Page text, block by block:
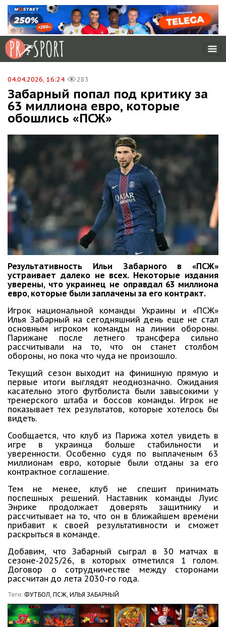
04.04.2026, 16:24 283
Забарный попал под критику за
63 миллиона евро, которые
обошлись «ПСЖ»
Результативность Ильи Забарного в «ПСЖ»
устраивает далеко не всех. Некоторые издания
уверены, что украинец не оправдал 63 миллиона
евро, которые были заплачены за его контракт.
Игрок национальной команды Украины и «ПСЖ»
Илья Забарный на сегодняшний день еще не стал
основным игроком команды на линии обороны.
Парижане после летнего трансфера сильно
рассчитывали на то, что он станет столбом
обороны, но пока что чуда не произошло.
Текущий сезон выходит на финишную прямую и
первые итоги выглядят неоднозначно. Ожидания
касательно этого футболиста были завысокими у
тренерского штаба и боссов команды. Игрок не
показывает тех результатов, которые хотелось бы
видеть.
Сообщается, что клуб из Парижа хотел увидеть в
игре в украинца больше стабильности и
уверенности. Особенно судя по выплаченым 63
миллионам евро, которые были отданы за его
контрактное соглашение.
Тем не менее, клуб не спешит принимать
поспешных решений. Наставник команды Луис
Энрике продолжает доверять защитнику и
рассчитывает на то, что он в ближайшем времени
прибавит к своей результативности и сможет
раскрыться в команде.
Добавим, что Забарный сыграл в 30 матчах в
сезоне-2025/26, в которых отметился 1 голом.
Договор о сотрудничестве между сторонами
рассчитан до лета 2030-го года.
Теги: ФУТБОЛ, ПСЖ, ИЛЬЯ ЗАБАРНЫЙ